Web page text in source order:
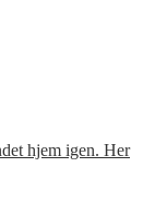
hjem igen. Her